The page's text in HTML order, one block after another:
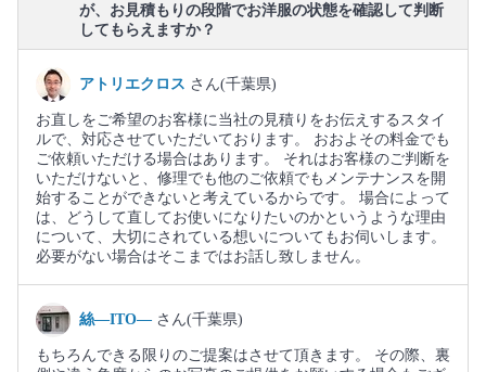
が、お見積もりの段階でお洋服の状態を確認して判断
してもらえますか？
アトリエクロス さん(千葉県)
お直しをご希望のお客様に当社の見積りをお伝えするスタイ
ルで、対応させていただいております。 おおよその料金でも
ご依頼いただける場合はあります。 それはお客様のご判断を
いただけないと、修理でも他のご依頼でもメンテナンスを開
始することができないと考えているからです。 場合によって
は、どうして直してお使いになりたいのかというような理由
について、大切にされている想いについてもお伺いします。
必要がない場合はそこまではお話し致しません。
絲―ITO― さん(千葉県)
もちろんできる限りのご提案はさせて頂きます。 その際、裏